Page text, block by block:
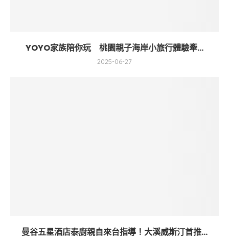
YOYO家族陪你玩 桃園親子海岸小旅行體驗牽...
2025-06-27
曼谷五星酒店泰廚親自來台指導！大溪威斯汀首推...